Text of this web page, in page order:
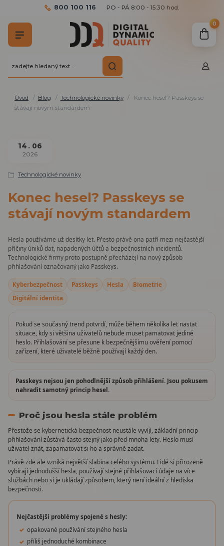
800 100 116 PO - PÁ 8:00 - 15:30 hod.
0
Úvod Blog Technologické novinky
Konec hesel? Passkeys se
stávají novým standardem
14 06
2026
Technologické novinky
Konec hesel? Passkeys se
stávají novým standardem
Hesla používáme už desítky let. Přesto právě ona patří mezi nejčastější
příčiny úniků dat, napadených účtů a bezpečnostních incidentů.
Technologické firmy proto postupně přecházejí na nový způsob
přihlašování označovaný jako Passkeys.
Kyberbezpečnost Passkeys Hesla
Biometrie
Digitální identita
Pokud se současný trend potvrdí, může během několika let nastat
situace, kdy si většina uživatelů nebude muset pamatovat jediné
heslo. Přihlašování se přesune k bezpečnějšímu ověření pomocí
zařízení, které uživatelé běžně používají každý den.
Passkeys nejsou jen pohodlnější způsob přihlášení. Jsou pokusem
nahradit samotný princip hesel.
Proč jsou hesla stále problém
Přestože se kybernetická bezpečnost neustále vyvíjí, základní princip
přihlašování zůstává často stejný jako před mnoha lety. Heslo musí
uživatel znát, zapamatovat si ho a správně zadat.
Právě zde ale vzniká největší slabina celého systému. Lidé si přirozeně
vybírají jednodušší hesla, používají stejné přihlašovací údaje na více
službách nebo si je ukládají způsobem, který není ideální z hlediska
bezpečnosti.
Nejčastější problémy spojené s hesly:
opakované používání stejného hesla
příliš jednoduché kombinace